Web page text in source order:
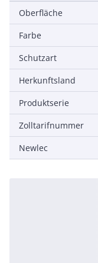
Oberfläche
Farbe
Schutzart
Herkunftsland
Produktserie
Zolltarifnummer
Newlec